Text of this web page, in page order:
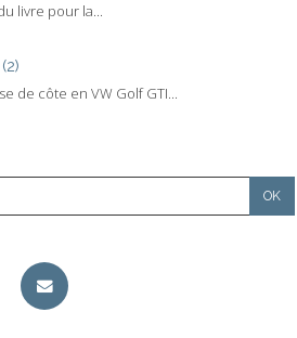
livre pour la...
de côte en VW Golf GTI...